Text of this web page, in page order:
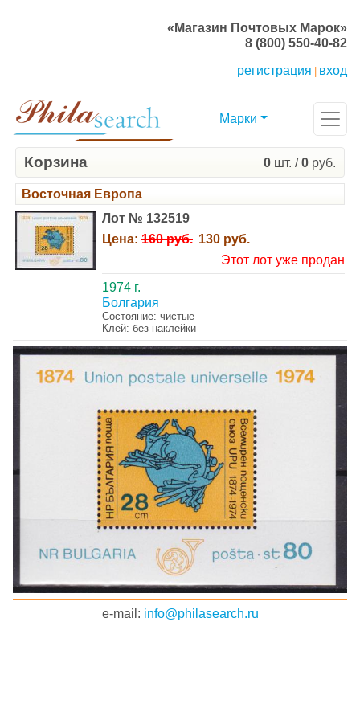
«Магазин Почтовых Марок»
8 (800) 550-40-82
регистрация
вход
Марки
Корзина 0 шт. /0 руб.
Восточная Европа
Лот № 132519
Цена: 160 руб. 130 руб.
Этот лот уже продан
1974 г.
Болгария
Состояние: чистые
Клей: без наклейки
e-mail: info@philasearch.ru